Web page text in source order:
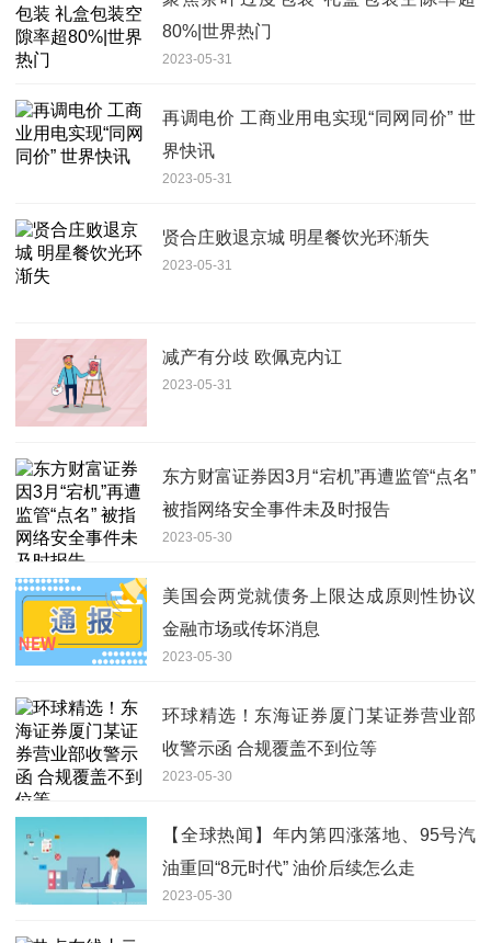
80%|世界热门
2023-05-31
再调电价 工商业用电实现“同网同价” 世
界快讯
2023-05-31
贤合庄败退京城 明星餐饮光环渐失
2023-05-31
减产有分歧 欧佩克内讧
2023-05-31
东方财富证券因3月“宕机”再遭监管“点名”
被指网络安全事件未及时报告
2023-05-30
美国会两党就债务上限达成原则性协议
金融市场或传坏消息
2023-05-30
环球精选！东海证券厦门某证券营业部
收警示函 合规覆盖不到位等
2023-05-30
【全球热闻】年内第四涨落地、95号汽
油重回“8元时代” 油价后续怎么走
2023-05-30